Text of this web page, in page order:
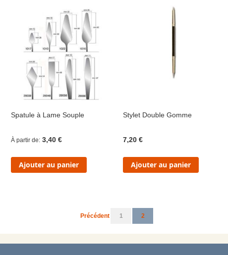
Spatule à Lame Souple
À partir de 3,40 €
Ajouter au panier
Stylet Double Gomme
7,20 €
Ajouter au panier
Page
Page
Précédent Page
1 Vous lisez actuellement la page
2